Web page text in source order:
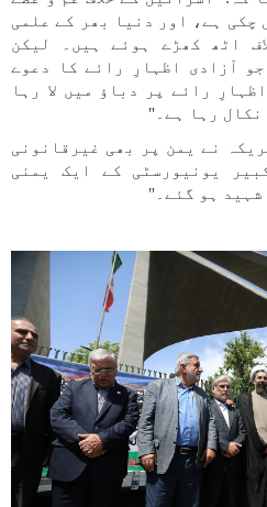
چکی ہے، اور دنیا بھر کے علمی
اٹھ کھڑے ہوئے ہیں۔ لیکن
آزادی اظہارِ رائے کا دعوے
رائے پر دباؤ میں لا رہا
نکال رہا ہے۔"
نے یمن پر بھی غیرقانونی
یونیورسٹی کے ایک یمنی
ہو گئے۔"